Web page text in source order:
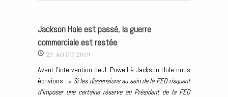
Jackson Hole est passé, la guerre
commerciale est restée
25 AOÛT 2019
Avant l’intervention de J. Powell à Jackson Hole nous
écrivions : « Si les dissensions au sein de la FED risquent
d’imposer une certaine réserve au Président de la FED